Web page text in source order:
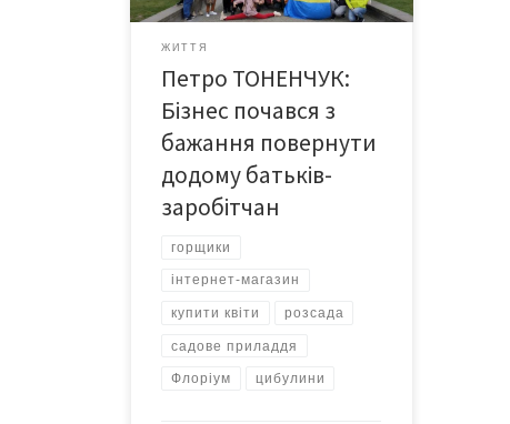
ВАНЗУРЯК називає гордістю
нашого із братом бажання
повернути із заробітків своїх
батьків – маму і тата, – розповідає
Петро […]
ЖИТТЯ
Петро ТОНЕНЧУК:
Бізнес почався з
бажання повернути
додому батьків-
заробітчан
горщики
інтернет-магазин
купити квіти розсада
садове приладдя
Флоріум цибулини